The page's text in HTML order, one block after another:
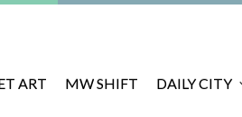
ART MW SHIFT DAILY CITY